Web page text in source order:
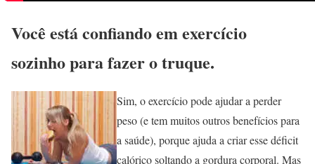
Você está confiando em exercício
sozinho para fazer o truque.
Sim, o exercício pode ajudar a perder
peso (e tem muitos outros benefícios para
a saúde), porque ajuda a criar esse déficit
calórico soltando a gordura corporal. Mas